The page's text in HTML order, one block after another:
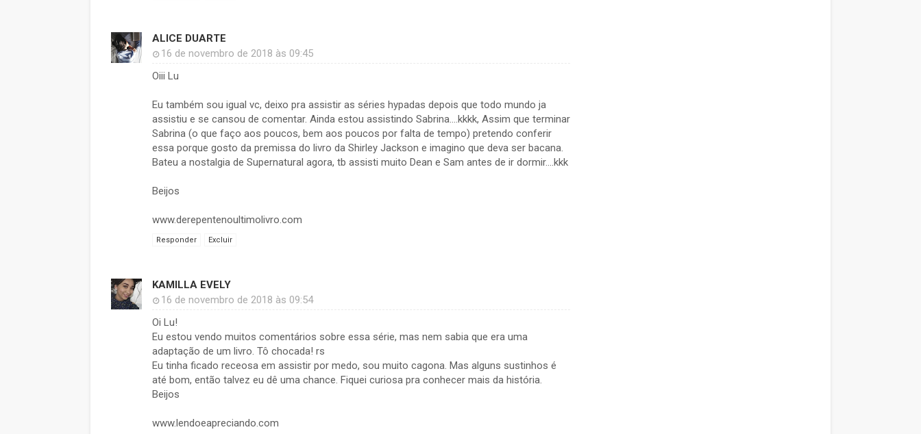
ALICE DUARTE
16 de novembro de 2018 às 09:45
Oiii Lu
Eu também sou igual vc, deixo pra assistir as séries hypadas depois que todo mundo ja
assistiu e se cansou de comentar. Ainda estou assistindo Sabrina....kkkk, Assim que terminar
Sabrina (o que faço aos poucos, bem aos poucos por falta de tempo) pretendo conferir
essa porque gosto da premissa do livro da Shirley Jackson e imagino que deva ser bacana.
Bateu a nostalgia de Supernatural agora, tb assisti muito Dean e Sam antes de ir dormir....kkk
Beijos
www.derepentenoultimolivro.com
Responder Excluir
KAMILLA EVELY
16 de novembro de 2018 às 09:54
Oi Lu!
Eu estou vendo muitos comentários sobre essa série, mas nem sabia que era uma
adaptação de um livro. Tô chocada! rs
Eu tinha ficado receosa em assistir por medo, sou muito cagona. Mas alguns sustinhos é
até bom, então talvez eu dê uma chance. Fiquei curiosa pra conhecer mais da história.
Beijos
www.lendoeapreciando.com